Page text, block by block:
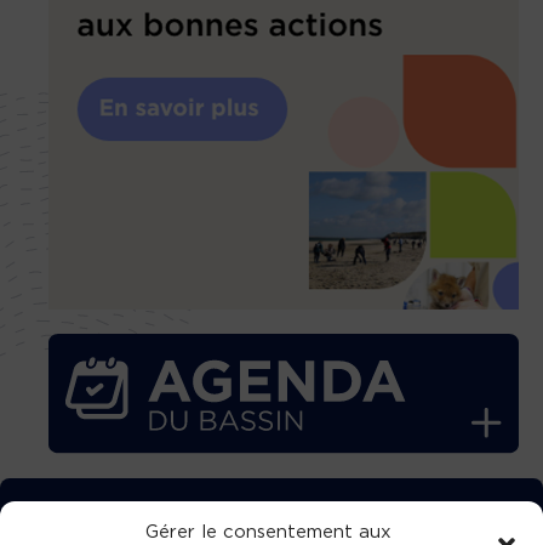
Gérer le consentement aux
TÉLÉCHARGEZ GRATUITEMENT